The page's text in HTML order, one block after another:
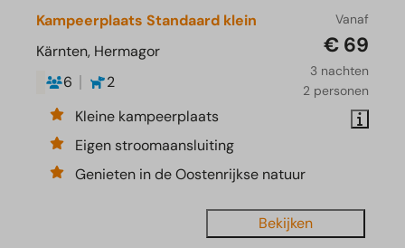
Vanaf
€ 69
3 nachten
2 personen
Kampeerplaats Standaard klein
Kärnten, Hermagor
6
2
Kleine kampeerplaats
Eigen stroomaansluiting
Genieten in de Oostenrijkse natuur
Bekijken